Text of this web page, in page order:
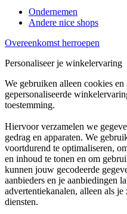
Ondernemen
Andere nice shops
Overeenkomst herroepen
Personaliseer je winkelervaring
We gebruiken alleen cookies
gepersonaliseerde
toestemming.
Hiervoor verzamelen we
gedrag en apparaten. We
voortdurend te optimaliseren,
en inhoud te tonen en om
kunnen jouw gecodeerde
aanbieders en je aanbiedingen
advertentiekanalen, alleen als
diensten.